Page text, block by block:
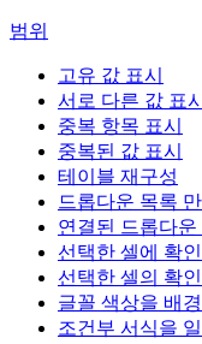
범위
고유 값 표시
서로 다른 값 표시
중복 항목 표시
중복된 값 표시
테이블 재구성
드롭다운 목록 만
연결된 드롭다운
선택한 셀에 확
선택한 셀의 확
글꼴 색상을 배
조건부 서식을